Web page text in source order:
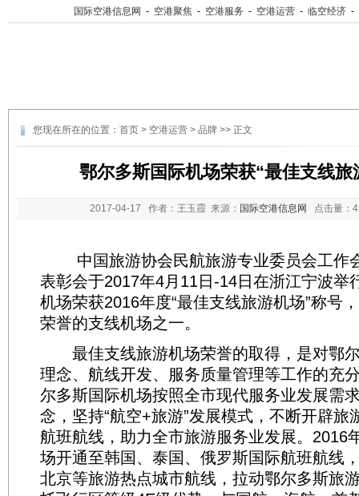
国际空港信息网 - 空港聚焦 - 空港服务 - 空港运营 - 临空经济 -
您现在所在的位置： 首页 > 空港运营 > 品牌 >> 正文
鄂尔多斯国际机场荣获“最佳支线旅
2017-04-17 作者：王玉霞 来源： 国际空港信息网 点击量：
中国旅游协会民航旅游专业委员会工作
表彰会于2017年4月11日-14日在浙江宁波举
机场荣获2016年度“最佳支线旅游机场”称号
荣誉的支线机场之一。
最佳支线旅游机场荣誉的取得，是对鄂
理念、航线开发、服务质量管理等工作的充
尔多斯国际机场按照全市现代服务业发展需
念，坚持“航空+旅游”发展模式，不断开辟旅
航班航线，助力全市旅游服务业发展。2016
场开通至韩国、泰国、俄罗斯国际航班航线
北京等旅游热点城市航线，拉动鄂尔多斯旅